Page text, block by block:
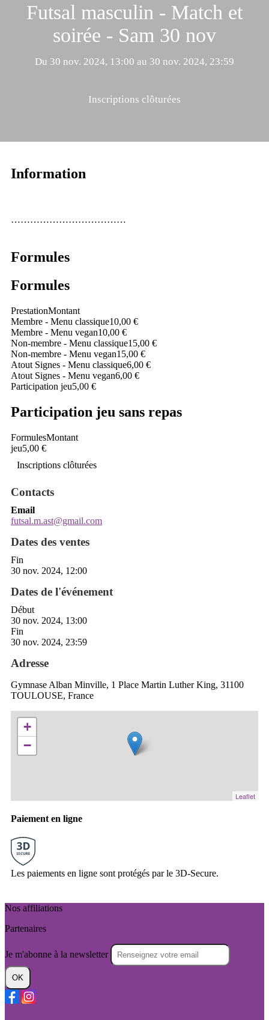
Futsal masculin - Match et
soirée - Sam 30 nov
Du 30 nov. 2024, 13:00 au 30 nov. 2024, 23:59
Inscriptions clôturées
Information
………………………………
Formules
Formules
PrestationMontant
Membre - Menu classique10,00 €
Membre - Menu vegan10,00 €
Non-membre - Menu classique15,00 €
Non-membre - Menu vegan15,00 €
Atout Signes - Menu classique6,00 €
Atout Signes - Menu vegan6,00 €
Participation jeu5,00 €
Participation jeu sans repas
FormulesMontant
jeu5,00 €
Inscriptions clôturées
Contacts
Email
futsal.m.ast@gmail.com
Dates des ventes
Fin
30 nov. 2024, 12:00
Dates de l'événement
Début
30 nov. 2024, 13:00
Fin
30 nov. 2024, 23:59
Adresse
Gymnase Alban Minville, 1 Place Martin Luther King, 31100
TOULOUSE, France
+
−
Leaflet
Paiement en ligne
Les paiements en ligne sont protégés par le 3D-Secure.
Nos affiliations
Partenaires
Je m'abonne à la newsletter
OK